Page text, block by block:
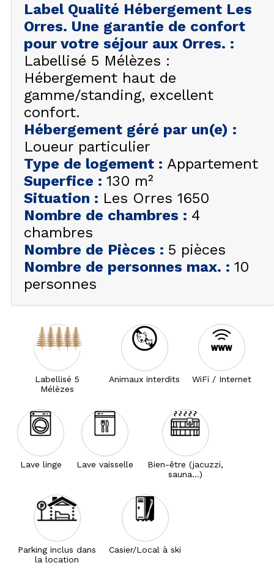
+33 (0)4 92 44 19 17
Label Qualité Hébergement Les
Orres. Une garantie de confort
pour votre séjour aux Orres. :
Labellisé 5 Mélèzes :
Hébergement haut de
gamme/standing, excellent
confort.
Hébergement géré par un(e) :
Loueur particulier
Type de logement : Appartement
Superfice : 130 m²
Situation : Les Orres 1650
Nombre de chambres : 4
chambres
Nombre de Pièces : 5 pièces
Nombre de personnes max. : 10
personnes
Labellisé 5
Mélèzes
Animaux interdits WiFi / Internet
Lave linge Lave vaisselle
Bien-être (jacuzzi,
sauna...)
Parking inclus dans
la location
Casier/Local à ski